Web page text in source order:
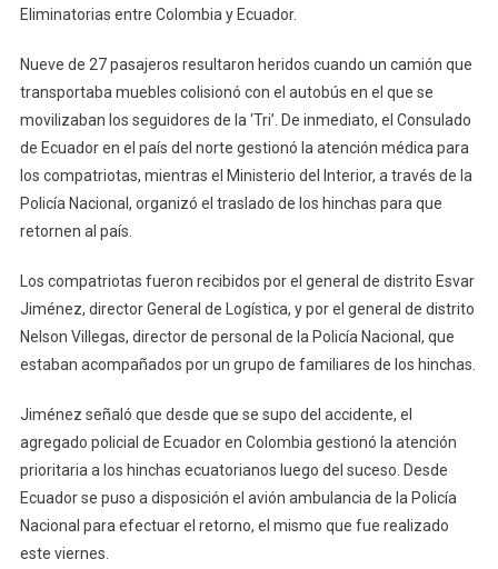
Eliminatorias entre Colombia y Ecuador.
Nueve de 27 pasajeros resultaron heridos cuando un camión que
transportaba muebles colisionó con el autobús en el que se
movilizaban los seguidores de la ‘Tri’. De inmediato, el Consulado
de Ecuador en el país del norte gestionó la atención médica para
los compatriotas, mientras el Ministerio del Interior, a través de la
Policía Nacional, organizó el traslado de los hinchas para que
retornen al país.
Los compatriotas fueron recibidos por el general de distrito Esvar
Jiménez, director General de Logística, y por el general de distrito
Nelson Villegas, director de personal de la Policía Nacional, que
estaban acompañados por un grupo de familiares de los hinchas.
Jiménez señaló que desde que se supo del accidente, el
agregado policial de Ecuador en Colombia gestionó la atención
prioritaria a los hinchas ecuatorianos luego del suceso. Desde
Ecuador se puso a disposición el avión ambulancia de la Policía
Nacional para efectuar el retorno, el mismo que fue realizado
este viernes.